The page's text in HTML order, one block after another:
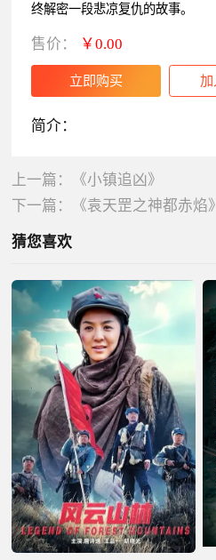
终解密一段悲凉复仇的故事。
售价： ￥0.00
简介：
上一篇：
《小镇追凶》
下一篇：
《袁天罡之神都赤焰》
猜您喜欢